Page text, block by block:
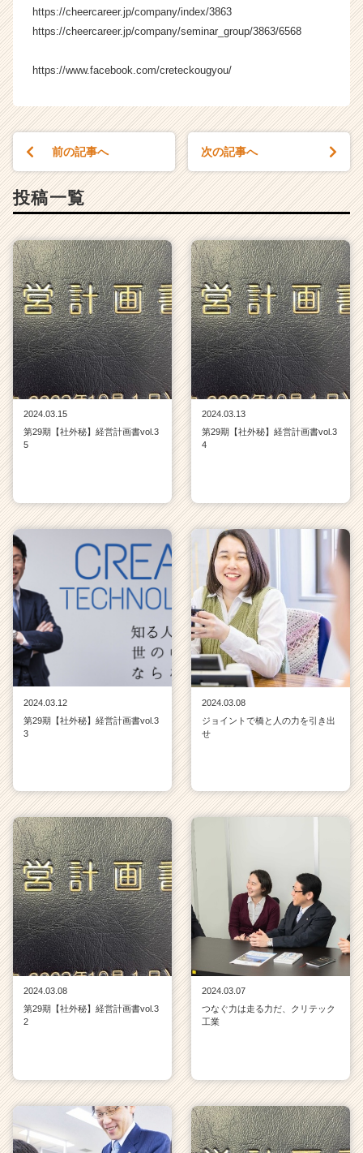
チ
ャ
長
か
ト
届
く
就
活
サ
イ
ト
チ
ア
キ
リ
e
e
e
e
r）
https://cheercareer.jp/company/index/3863
https://cheercareer.jp/company/seminar_group/3863/6568
https://www.facebook.com/creteckougyou/
前の記事へ 次の記事へ
投稿一覧
2024.03.15
第29期【社外秘】経営計画書vol.3
5
2024.03.13
第29期【社外秘】経営計画書vol.3
4
2024.03.12
第29期【社外秘】経営計画書vol.3
3
2024.03.08
ジョイントで橋と人の力を引き出
せ
2024.03.08
第29期【社外秘】経営計画書vol.3
2
2024.03.07
つなぐ力は走る力だ、クリテック
工業